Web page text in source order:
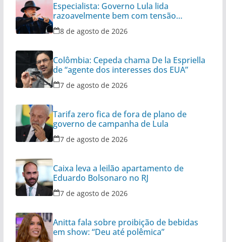
Especialista: Governo Lula lida
razoavelmente bem com tensão
diplomática
8 de agosto de 2026
Colômbia: Cepeda chama De la Espriella
de “agente dos interesses dos EUA”
7 de agosto de 2026
Tarifa zero fica de fora de plano de
governo de campanha de Lula
7 de agosto de 2026
Caixa leva a leilão apartamento de
Eduardo Bolsonaro no RJ
7 de agosto de 2026
Anitta fala sobre proibição de bebidas
em show: “Deu até polêmica”